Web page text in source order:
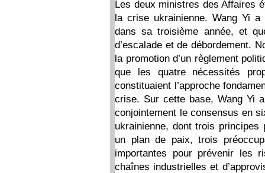
Les deux ministres des Affaires
la crise ukrainienne. Wang Yi
dans sa troisième année, et
d’escalade et de débordement.
la promotion d’un règlement
que les quatre nécessités
constituaient l’approche
crise. Sur cette base, Wang Yi
conjointement le consensus en
ukrainienne, dont trois
un plan de paix, trois
importantes pour prévenir les
chaînes industrielles et